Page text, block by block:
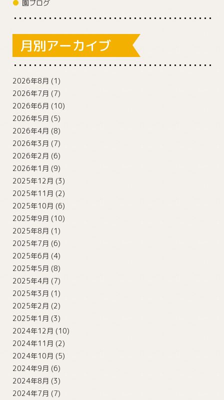
園ブログ
月別アーカイブ
2026年8月 (1)
2026年7月 (7)
2026年6月 (10)
2026年5月 (5)
2026年4月 (8)
2026年3月 (7)
2026年2月 (6)
2026年1月 (9)
2025年12月 (3)
2025年11月 (2)
2025年10月 (6)
2025年9月 (10)
2025年8月 (1)
2025年7月 (6)
2025年6月 (4)
2025年5月 (8)
2025年4月 (7)
2025年3月 (1)
2025年2月 (2)
2025年1月 (3)
2024年12月 (10)
2024年11月 (2)
2024年10月 (5)
2024年9月 (6)
2024年8月 (3)
2024年7月 (7)